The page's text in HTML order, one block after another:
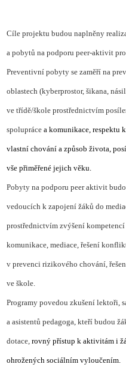
Cíle projektu budou naplněny
a pobytů na podporu peer-aktivit
Preventivní pobyty se zaměří na
oblastech (kyberprostor, šikana,
ve třídě/škole prostřednictvím
spolupráce a komunikace, respektu
vlastní chování a způsob života,
vše přiměřené jejich věku.
Pobyty na podporu peer aktivit
vedoucích k zapojení žáků do
prostřednictvím zvýšení
komunikace, mediace, řešení
v prevenci rizikového chování,
ve škole.
Programy povedou zkušení lektoři,
a asistentů pedagoga, kteří budou
dotace, rovný přístup k aktivitám i
ohrožených sociálním vyloučením.